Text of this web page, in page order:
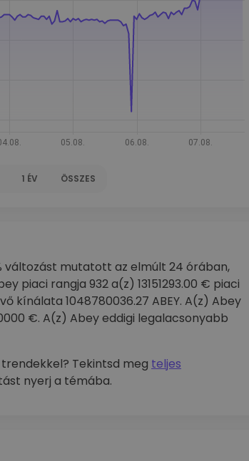
1 ÉV ÖSSZES
változást mutatott az elmúlt 24 órában,
piaci rangja 932 a(z) 13151293.00 € piaci
kínálata 1048780036.27 ABEY. A(z) Abey
€. A(z) Abey eddigi legalacsonyabb
Tekintsd meg teljes
nyerj a témába.